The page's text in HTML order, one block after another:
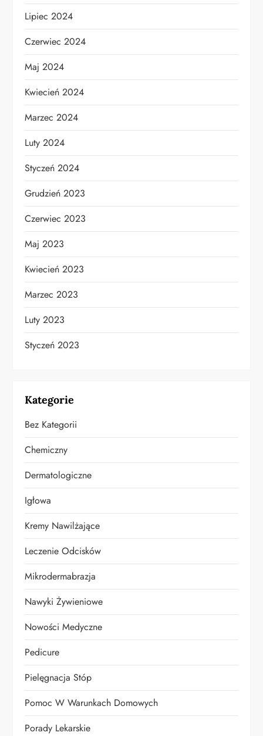
Lipiec 2024
Czerwiec 2024
Maj 2024
Kwiecień 2024
Marzec 2024
Luty 2024
Styczeń 2024
Grudzień 2023
Czerwiec 2023
Maj 2023
Kwiecień 2023
Marzec 2023
Luty 2023
Styczeń 2023
Kategorie
Bez Kategorii
Chemiczny
Dermatologiczne
Igłowa
Kremy Nawilżające
Leczenie Odcisków
Mikrodermabrazja
Nawyki Żywieniowe
Nowości Medyczne
Pedicure
Pielęgnacja Stóp
Pomoc W Warunkach Domowych
Porady Lekarskie